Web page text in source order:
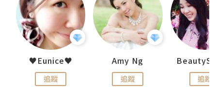
♥Eunice♥
追蹤
Amy Ng
追蹤 追蹤